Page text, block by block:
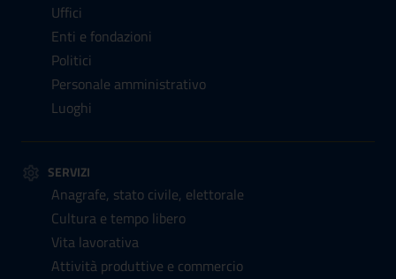
Uffici
Enti e fondazioni
Politici
Personale amministrativo
Luoghi
SERVIZI
Anagrafe, stato civile, elettorale
Cultura e tempo libero
Vita lavorativa
Attività produttive e commercio